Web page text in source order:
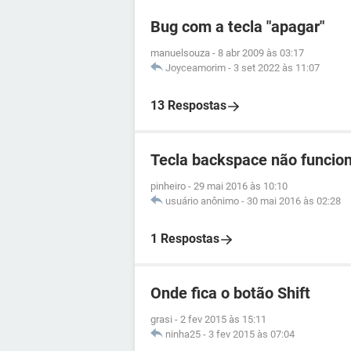
Bug com a tecla "apagar"
manuelsouza - 8 abr 2009 às 03:17
Joyceamorim - 3 set 2022 às 11:07
13 Respostas
Tecla backspace não
pinheiro - 29 mai 2016 às 10:10
usuário anônimo - 30 mai 2016 às 02:28
1 Respostas
Onde fica o botão Shift
grasi - 2 fev 2015 às 15:11
ninha25 - 3 fev 2015 às 07:04